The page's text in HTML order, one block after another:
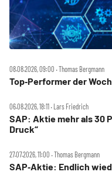
08.08.2026, 09:00 ‧ Thomas Bergmann
Top‑Performer der
06.08.2026, 18:11 ‧ Lars Friedrich
SAP: Aktie mehr als 30
Druck“
27.07.2026, 11:00 ‧ Thomas Bergmann
SAP‑Aktie: Endlich